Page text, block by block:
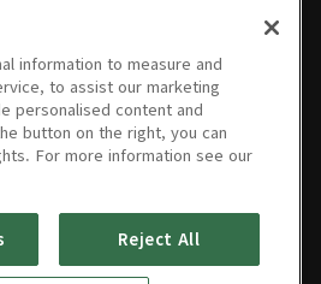
134회
130회 129회 128회
information to measure and
to assist our marketing
personalised content and
button on the right, you can
For more information see our
Reject All